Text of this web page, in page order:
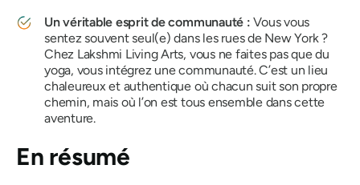
Un véritable esprit de communauté :Vous vous
sentez souvent seul(e) dans les rues de New York ?
Chez Lakshmi Living Arts, vous ne faites pas que du
yoga, vous intégrez une communauté. C’est un lieu
chaleureux et authentique où chacun suit son propre
chemin, mais où l’on est tous ensemble dans cette
aventure.
En résumé